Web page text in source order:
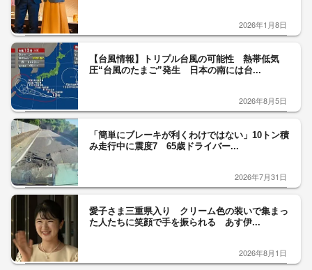
2026年1月8日
【台風情報】トリプル台風の可能性 熱帯低気
圧“台風のたまご”発生 日本の南には台...
2026年8月5日
「簡単にブレーキが利くわけではない」10トン積
み走行中に震度7 65歳ドライバー...
2026年7月31日
愛子さま三重県入り クリーム色の装いで集まっ
た人たちに笑顔で手を振られる あす伊...
2026年8月1日